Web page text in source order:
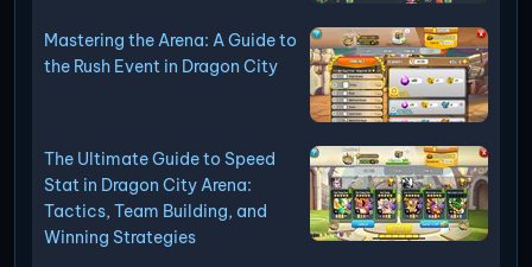
Mastering the Arena: A Guide to
the Rush Event in Dragon City
The Ultimate Guide to Speed
Stat in Dragon City Arena:
Tactics, Team Building, and
Winning Strategies